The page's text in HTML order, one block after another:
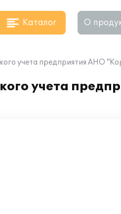
Каталог О
учета предприятия АНО
учета